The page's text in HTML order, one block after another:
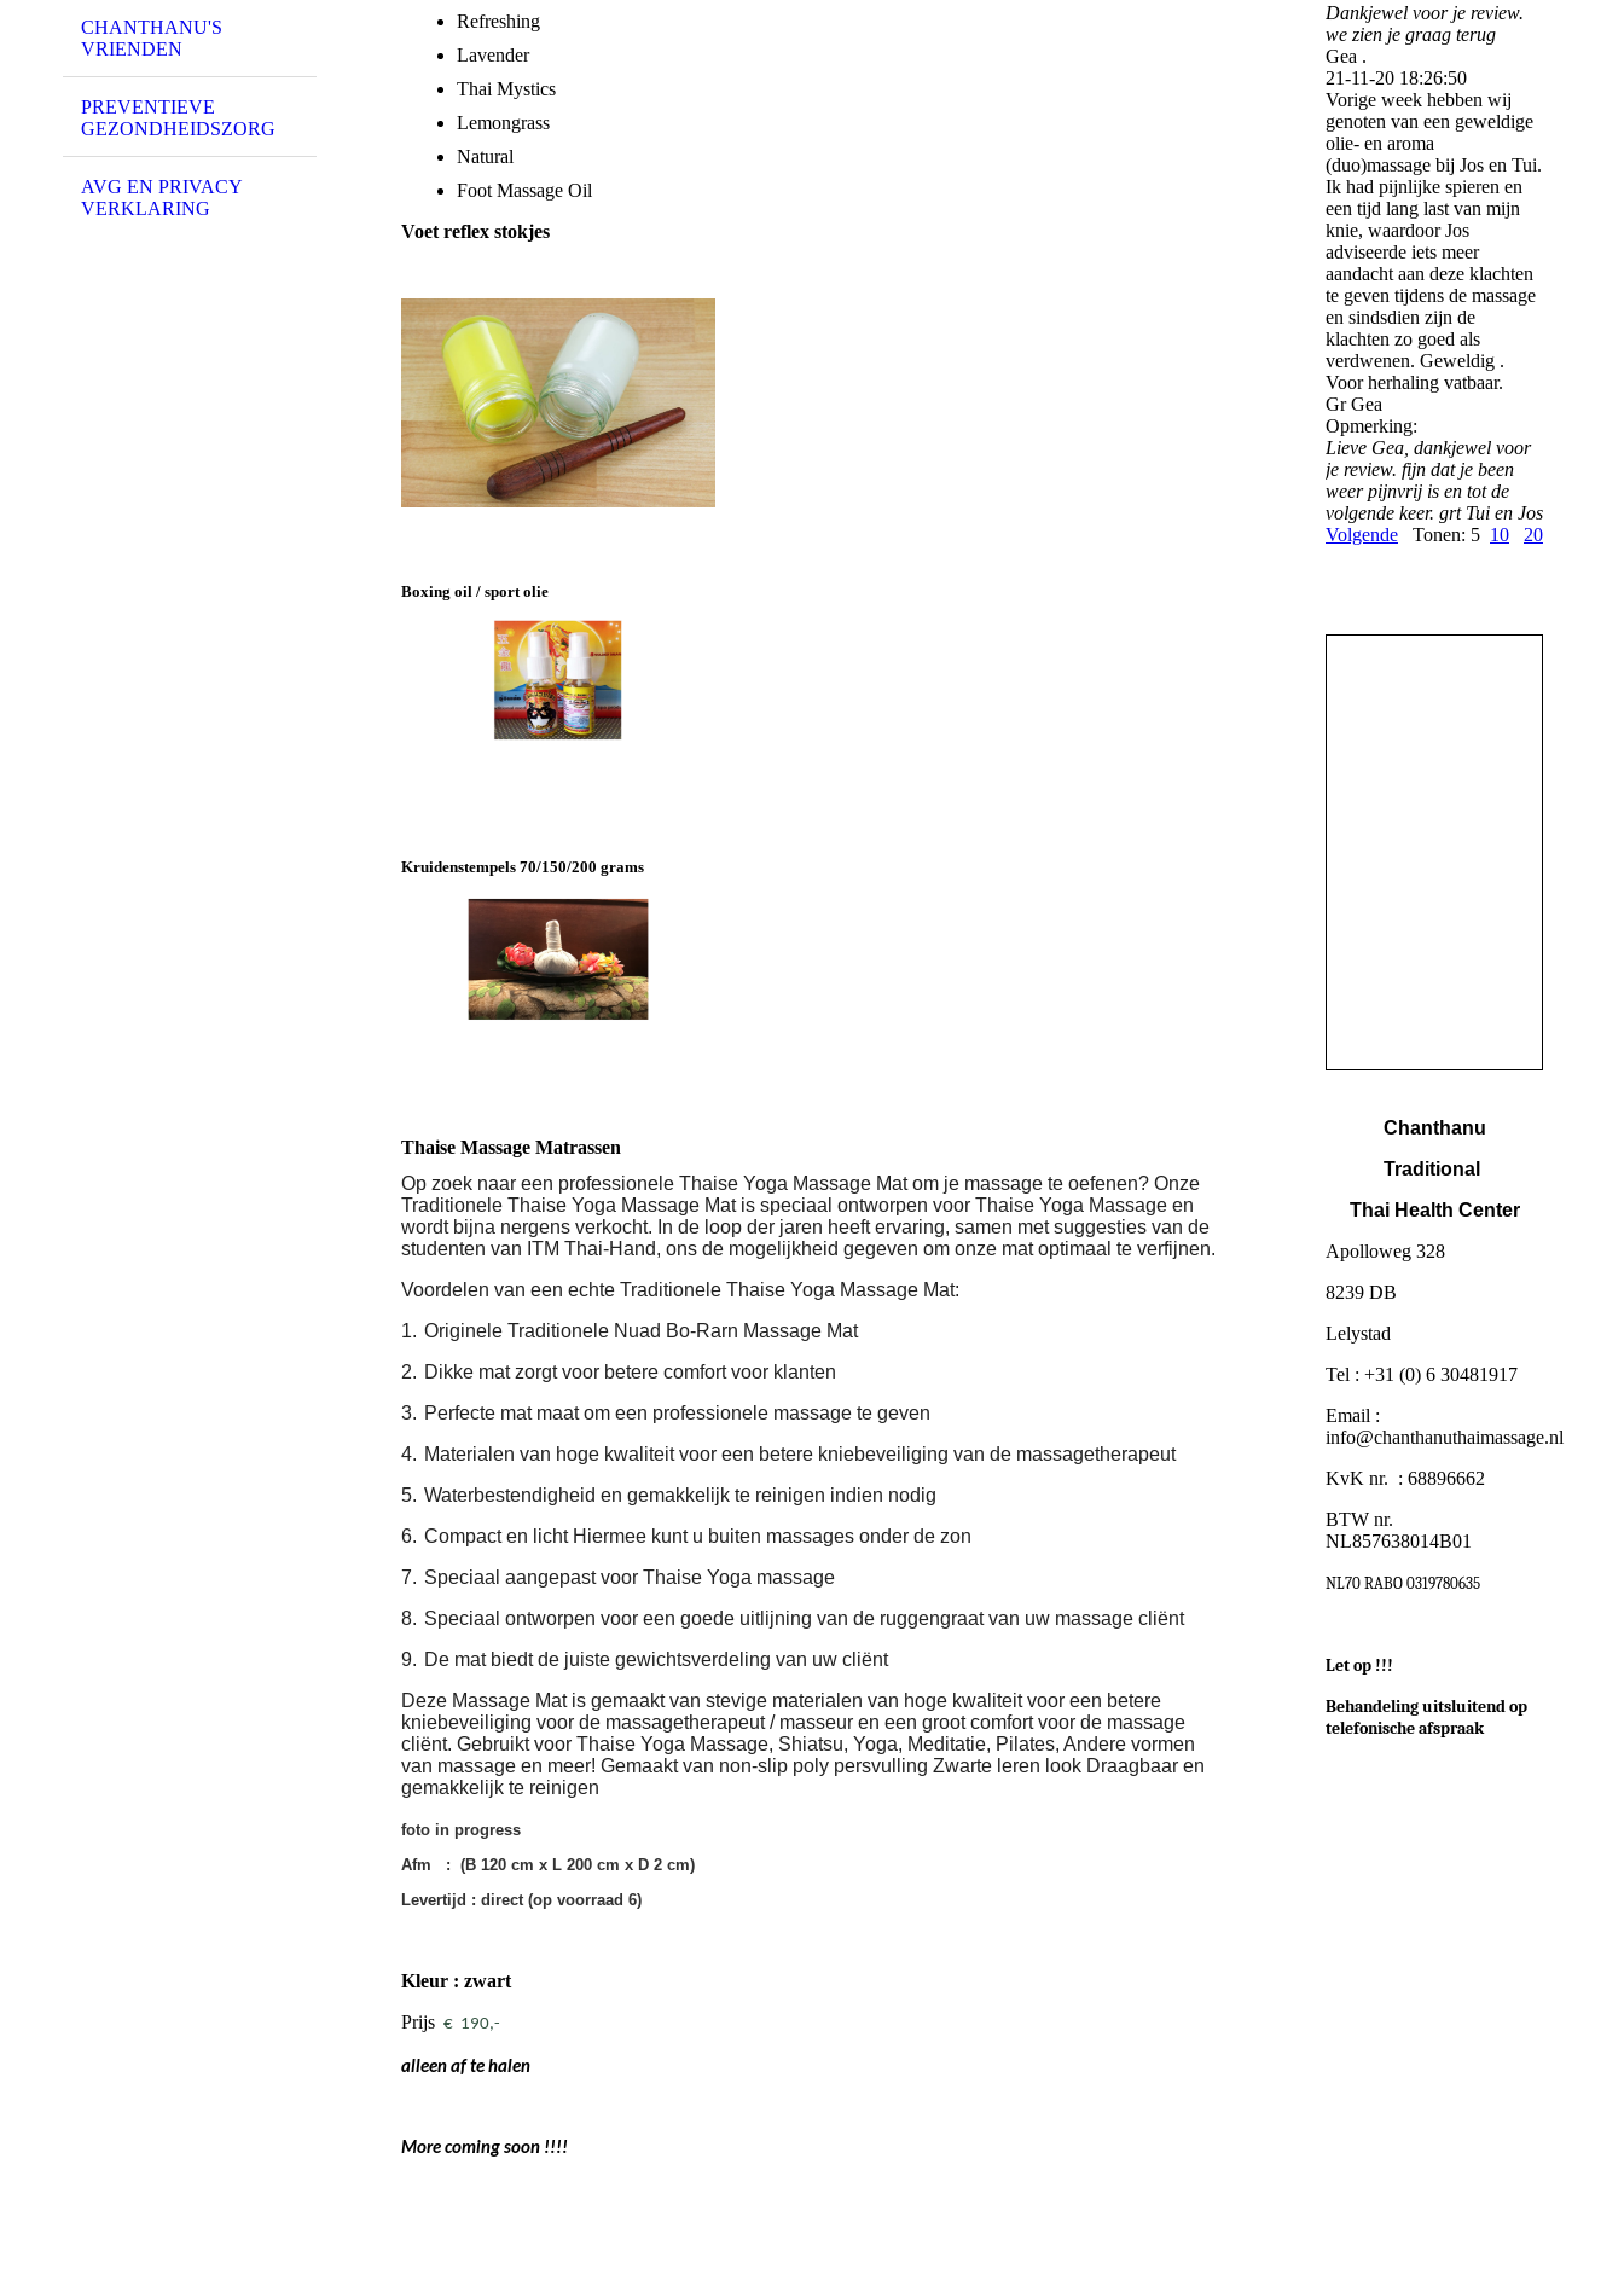
CHANTHANU'S
VRIENDEN
PREVENTIEVE
GEZONDHEIDSZORG
AVG EN PRIVACY
VERKLARING
Refreshing
Lavender
Thai Mystics
Lemongrass
Natural
Foot Massage Oil
Voet reflex stokjes
Boxing oil / sport olie
Kruidenstempels 70/150/200 grams
Thaise Massage Matrassen
Op zoek naar een professionele Thaise Yoga Massage Mat om je massage te oefenen? Onze
Traditionele Thaise Yoga Massage Mat is speciaal ontworpen voor Thaise Yoga Massage en
wordt bijna nergens verkocht. In de loop der jaren heeft ervaring, samen met suggesties van de
studenten van ITM Thai-Hand, ons de mogelijkheid gegeven om onze mat optimaal te verfijnen.
Voordelen van een echte Traditionele Thaise Yoga Massage Mat:
1. Originele Traditionele Nuad Bo-Rarn Massage Mat
2. Dikke mat zorgt voor betere comfort voor klanten
3. Perfecte mat maat om een ​​professionele massage te geven
4. Materialen van hoge kwaliteit voor een betere kniebeveiliging van de massagetherapeut
5. Waterbestendigheid en gemakkelijk te reinigen indien nodig
6. Compact en licht Hiermee kunt u buiten massages onder de zon
7. Speciaal aangepast voor Thaise Yoga massage
8. Speciaal ontworpen voor een goede uitlijning van de ruggengraat van uw massage cliënt
9. De mat biedt de juiste gewichtsverdeling van uw cliënt
Deze Massage Mat is gemaakt van stevige materialen van hoge kwaliteit voor een betere
kniebeveiliging voor de massagetherapeut / masseur en een groot comfort voor de massage
cliënt. Gebruikt voor Thaise Yoga Massage, Shiatsu, Yoga, Meditatie, Pilates, Andere vormen
van massage en meer! Gemaakt van non-slip poly persvulling Zwarte leren look Draagbaar en
gemakkelijk te reinigen
foto in progress
Afm : (B 120 cm x L 200 cm x D 2 cm)
Levertijd : direct (op voorraad 6)
Kleur : zwart
Prijs € 190,-
alleen af te halen
More coming soon !!!!
Dankjewel voor je review.
we zien je graag terug
Gea .
21-11-20 18:26:50
Vorige week hebben wij
genoten van een geweldige
olie- en aroma
(duo)massage bij Jos en Tui.
Ik had pijnlijke spieren en
een tijd lang last van mijn
knie, waardoor Jos
adviseerde iets meer
aandacht aan deze klachten
te geven tijdens de massage
en sindsdien zijn de
klachten zo goed als
verdwenen. Geweldig .
Voor herhaling vatbaar.
Gr Gea
Opmerking:
Lieve Gea, dankjewel voor
je review. fijn dat je been
weer pijnvrij is en tot de
volgende keer. grt Tui en Jos
Volgende
Tonen: 5 10 20
Chanthanu
Traditional
Thai Health Center
Apolloweg 328
8239 DB
Lelystad
Tel : +31 (0) 6 30481917
Email :
info@chanthanuthaimassage.nl
KvK nr. : 68896662
BTW nr.
NL857638014B01
NL70 RABO 0319780635
Let op !!!
Behandeling uitsluitend op
telefonische afspraak